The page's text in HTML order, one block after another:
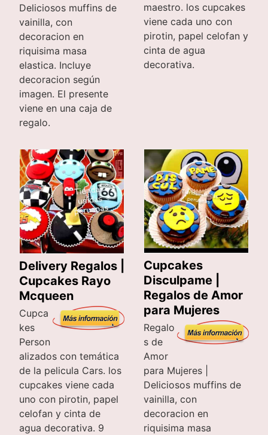
Deliciosos muffins de
vainilla, con
decoracion en
riquisima masa
elastica. Incluye
decoracion según
imagen. El presente
viene en una caja de
regalo.
maestro. los cupcakes
viene cada uno con
pirotin, papel celofan y
cinta de agua
decorativa.
Delivery Regalos |
Cupcakes Rayo
Mcqueen
Cupca
kes
Person
alizados con temática
de la pelicula Cars. los
cupcakes viene cada
uno con pirotin, papel
celofan y cinta de
agua decorativa. 9
Cupcakes
Disculpame |
Regalos de Amor
para Mujeres
Regalo
s de
Amor
para Mujeres |
Deliciosos muffins de
vainilla, con
decoracion en
riquisima masa